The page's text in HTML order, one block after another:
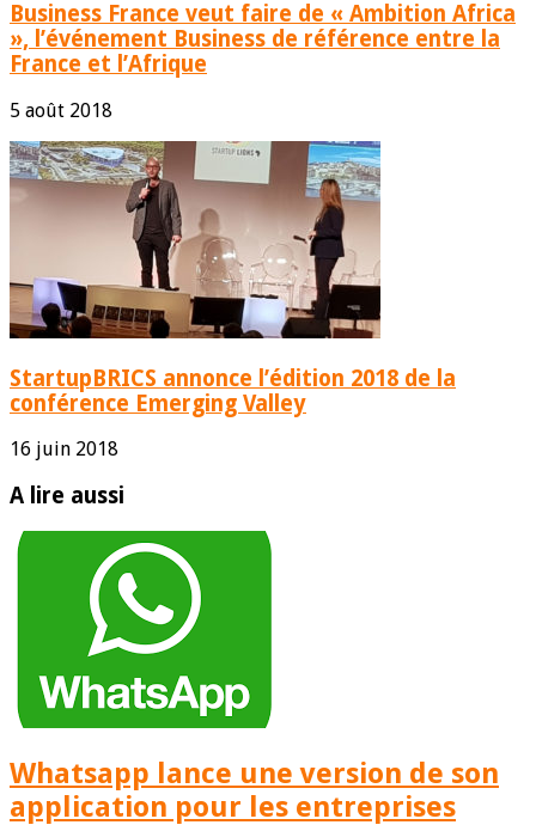
Business France veut faire de « Ambition Africa
», l’événement Business de référence entre la
France et l’Afrique
5 août 2018
StartupBRICS annonce l’édition 2018 de la
conférence Emerging Valley
16 juin 2018
A lire aussi
Whatsapp lance une version de son
application pour les entreprises